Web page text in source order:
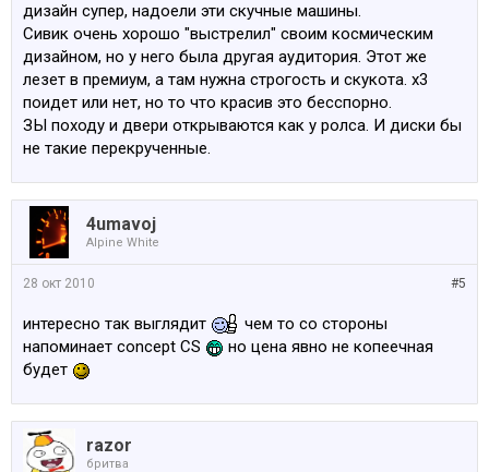
дизайн супер, надоели эти скучные машины.
Сивик очень хорошо "выстрелил" своим космическим
дизайном, но у него была другая аудитория. Этот же
лезет в премиум, а там нужна строгость и скукота. х3
поидет или нет, но то что красив это бесспорно.
ЗЫ походу и двери открываются как у ролса. И диски бы
не такие перекрученные.
4umavoj
Alpine White
#5
28 окт 2010
интересно так выглядит
чем то со стороны
напоминает concept CS
но цена явно не копеечная
будет
razor
бритва